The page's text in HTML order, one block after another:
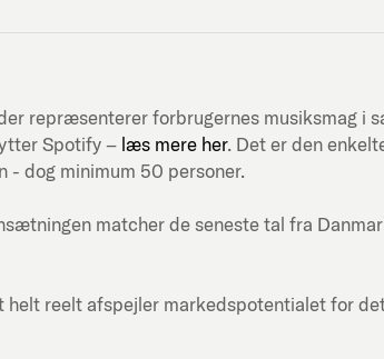
repræsenterer forbrugernes musiksmag
Spotify – læs mere her. Det er den
- dog minimum 50 personer.
matcher de seneste tal fra
reelt afspejler markedspotentialet for